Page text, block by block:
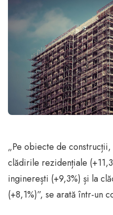
„Pe obiecte de
clădirile rezidențiale
inginerești (+9,3%) și la
(+8,1%)”, se arată într-un